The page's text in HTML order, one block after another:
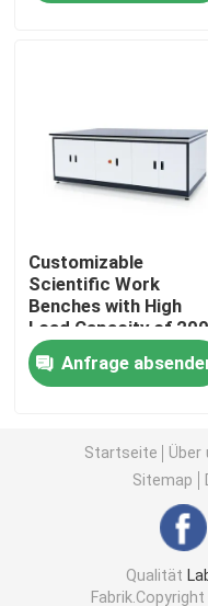
Labor-
Laborwaage-Bank
Laborbank-Schalter
Klappstuhl für das
Laborliftstuhl
Customizable
Scientific Work
Benches with High
Load Capacity of 200-
500kg
Anfrage
Startseite Über
Sitemap
Qualität